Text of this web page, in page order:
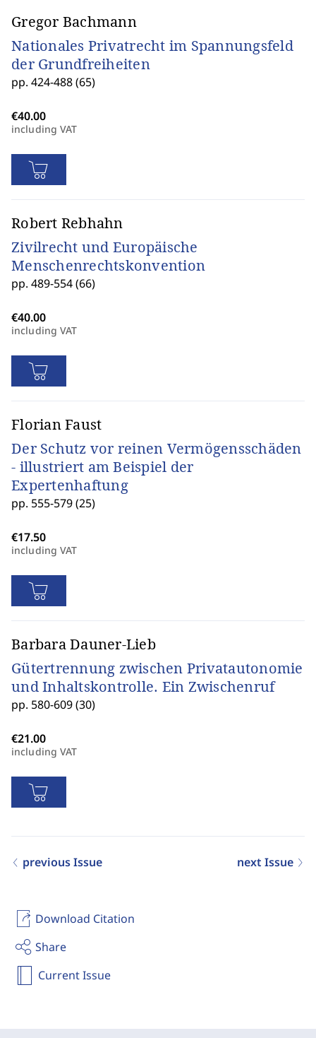
Download Citation
Share
Current Issue
Gregor Bachmann
Nationales Privatrecht im Spannungsfeld
der Grundfreiheiten
pp. 424-488 (65)
including VAT
Robert Rebhahn
Zivilrecht und Europäische
Menschenrechtskonvention
pp. 489-554 (66)
including VAT
Florian Faust
Der Schutz vor reinen Vermögensschäden
- illustriert am Beispiel der
Expertenhaftung
pp. 555-579 (25)
including VAT
Barbara Dauner-Lieb
Gütertrennung zwischen Privatautonomie
und Inhaltskontrolle. Ein Zwischenruf
pp. 580-609 (30)
including VAT
previous Issue next Issue